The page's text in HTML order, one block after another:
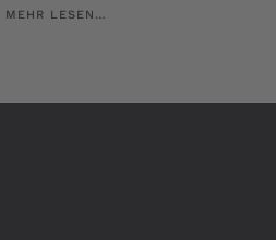
MEHR LESEN…